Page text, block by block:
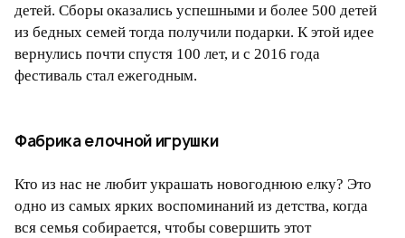
детей. Сборы оказались успешными и более 500 детей
из бедных семей тогда получили подарки. К этой идее
вернулись почти спустя 100 лет, и с 2016 года
фестиваль стал ежегодным.
Фабрика елочной игрушки
Кто из нас не любит украшать новогоднюю елку? Это
одно из самых ярких воспоминаний из детства, когда
вся семья собирается, чтобы совершить этот